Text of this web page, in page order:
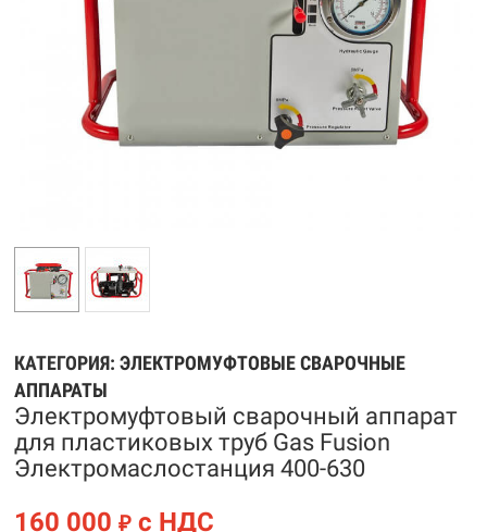
КАТЕГОРИЯ: ЭЛЕКТРОМУФТОВЫЕ СВАРОЧНЫЕ
АППАРАТЫ
Электромуфтовый сварочный аппарат
для пластиковых труб Gas Fusion
Электромаслостанция 400-630
160 000 ₽ с НДС